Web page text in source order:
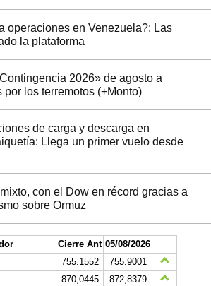
operaciones en Venezuela?: Las
la plataforma
2026» de agosto a
por los terremotos (+Monto)
de carga y descarga en
Llega un primer vuelo desde
con el Dow en récord gracias a
sobre Ormuz
Cierre Ant 05/08/2026
755.1552
755.9001
870,0445
872,8379